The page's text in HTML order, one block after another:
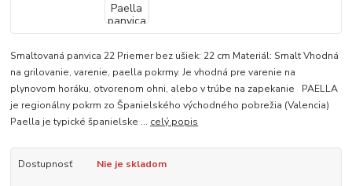
Smaltovaná panvica 22 Priemer bez ušiek: 22 cm Materiál: Smalt Vhodná
na grilovanie, varenie, paella pokrmy. Je vhodná pre varenie na
plynovom horáku, otvorenom ohni, alebo v trúbe na zapekanie PAELLA
je regionálny pokrm zo Španielského východného pobrežia (Valencia)
Paella je typické španielske ... celý popis
Dostupnosť Nie je skladom